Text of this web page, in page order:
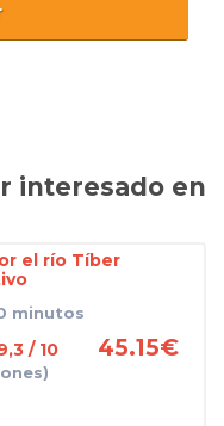
interesado en
el río Tíber
minutos
/ 10 45.15€